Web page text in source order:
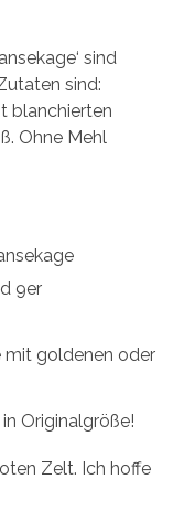
sind
sind:
blanchierten
Ohne Mehl
9er
goldenen oder
Originalgröße!
Zelt. Ich hoffe